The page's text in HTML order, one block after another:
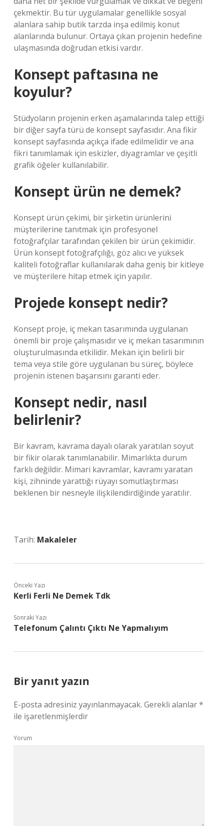
çekmektir. Bu tür uygulamalar genellikle sosyal
alanlara sahip butik tarzda inşa edilmiş konut
alanlarında bulunur. Ortaya çıkan projenin hedefine
ulaşmasında doğrudan etkisi vardır.
Konsept paftasına ne
koyulur?
Stüdyoların projenin erken aşamalarında talep ettiği
bir diğer sayfa türü de konsept sayfasıdır. Ana fikir
konsept sayfasında açıkça ifade edilmelidir ve ana
fikri tanımlamak için eskizler, diyagramlar ve çeşitli
grafik öğeler kullanılabilir.
Konsept ürün ne demek?
Konsept ürün çekimi, bir şirketin ürünlerini
müşterilerine tanıtmak için profesyonel
fotoğrafçılar tarafından çekilen bir ürün çekimidir.
Ürün konsept fotoğrafçılığı, göz alıcı ve yüksek
kaliteli fotoğraflar kullanılarak daha geniş bir kitleye
ve müşterilere hitap etmek için yapılır.
Projede konsept nedir?
Konsept proje, iç mekan tasarımında uygulanan
önemli bir proje çalışmasıdır ve iç mekan tasarımının
oluşturulmasında etkilidir. Mekan için belirli bir
tema veya stile göre uygulanan bu süreç, böylece
projenin istenen başarısını garanti eder.
Konsept nedir, nasıl
belirlenir?
Bir kavram, kavrama dayalı olarak yaratılan soyut
bir fikir olarak tanımlanabilir. Mimarlıkta durum
farklı değildir. Mimari kavramlar, kavramı yaratan
kişi, zihninde yarattığı rüyayı somutlaştırması
beklenen bir nesneyle ilişkilendirdiğinde yaratılır.
Tarih: Makaleler
Önceki Yazı
Kerli Ferli Ne Demek Tdk
Sonraki Yazı
Telefonum Çalıntı Çıktı Ne Yapmalıyım
Bir yanıt yazın
E-posta adresiniz yayınlanmayacak. Gerekli alanlar*
ile işaretlenmişlerdir
Yorum